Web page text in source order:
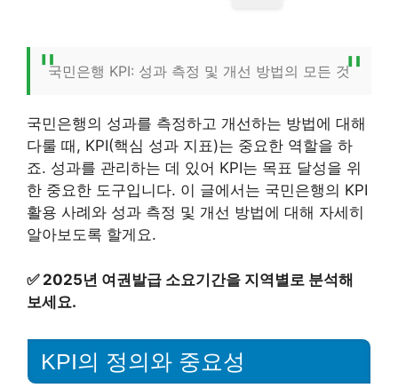
국민은행 KPI: 성과 측정 및 개선 방법의 모든 것
국민은행의 성과를 측정하고 개선하는 방법에 대해
다룰 때, KPI(핵심 성과 지표)는 중요한 역할을 하
죠. 성과를 관리하는 데 있어 KPI는 목표 달성을 위
한 중요한 도구입니다. 이 글에서는 국민은행의 KPI
활용 사례와 성과 측정 및 개선 방법에 대해 자세히
알아보도록 할게요.
✅ 2025년 여권발급 소요기간을 지역별로 분석해
보세요.
KPI의 정의와 중요성